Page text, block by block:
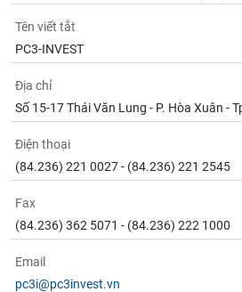
Tên viết tắt
PC3-INVEST
Địa chỉ
Số 15-17 Thái Văn Lung - P. Hòa Xuân -
Điện thoại
(84.236) 221 0027 - (84.236) 221 2545
Fax
(84.236) 362 5071 - (84.236) 222 1000
Email
pc3i@pc3invest.vn